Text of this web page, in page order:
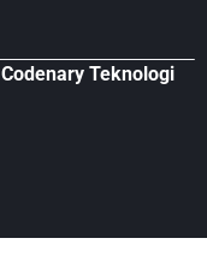
Codenary Teknologi